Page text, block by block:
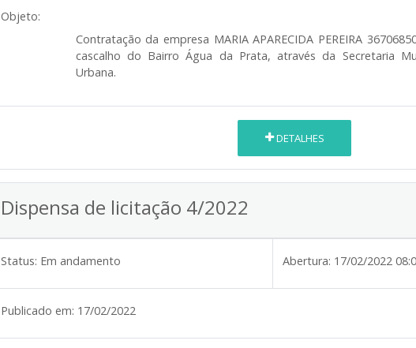
Objeto:
Contratação da empresa MARIA APARECIDA PEREIRA
cascalho do Bairro Água da Prata, através da Secretaria
Urbana.
DETALHES
Dispensa de licitação 4/2022
Status: Em andamento Abertura: 17/02/2022
Publicado em: 17/02/2022